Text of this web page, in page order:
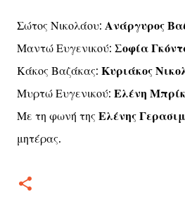
Σώτος Νικολάου: Ανάργυρος
Μαντώ Ευγενικού: Σοφία
Κάκος Βαζάκας: Κυριάκος
Μυρτώ Ευγενικού: Ελένη
Με τη φωνή της Ελένης
μητέρας.